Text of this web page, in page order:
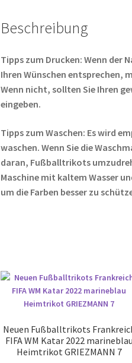
o
k
Beschreibung
Tipps zum Drucken: Wenn der
Ihren Wünschen entsprechen,
Wenn nicht, sollten Sie Ihren
eingeben.
Tipps zum Waschen: Es wird
waschen. Wenn Sie die
daran, Fußballtrikots
Maschine mit kaltem Wasser
um die Farben besser zu
Neuen Fußballtrikots
FIFA WM Katar 2022 marineblau
Heimtrikot GRIEZMANN 7